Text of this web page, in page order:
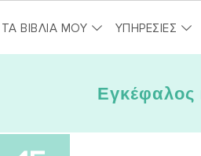
ΤΑ ΒΙΒΛΙΑ ΜΟΥ ΥΠΗΡΕΣΙΕΣ
Εγκέφαλος